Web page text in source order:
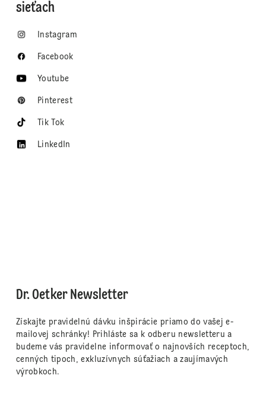
sieťach
Instagram
Facebook
Youtube
Pinterest
Tik Tok
LinkedIn
Dr. Oetker Newsletter
Získajte pravidelnú dávku inšpirácie priamo do vašej e-
mailovej schránky! Prihláste sa k odberu newsletteru a
budeme vás pravidelne informovať o najnovších receptoch,
cenných tipoch, exkluzívnych súťažiach a zaujímavých
výrobkoch.